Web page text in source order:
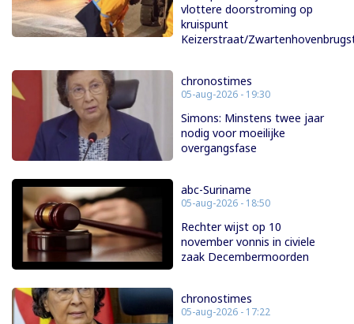
vlottere doorstroming op
kruispunt
Keizerstraat/
chronostimes
05-aug-2026 - 19:30
Simons: Minstens twee jaar
nodig voor moeilijke
overgangsfase
abc-Suriname
05-aug-2026 - 18:50
Rechter wijst op 10
november vonnis in civiele
zaak Decembermoorden
chronostimes
05-aug-2026 - 17:22